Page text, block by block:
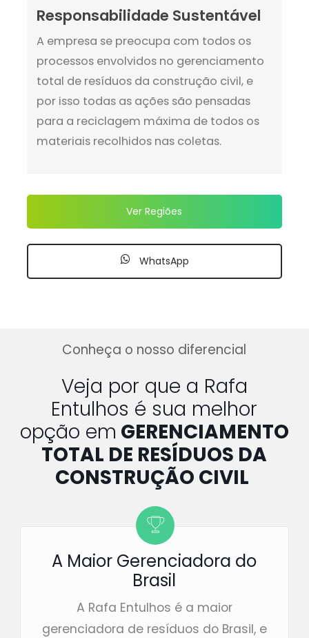
Responsabilidade Sustentável
A empresa se preocupa com todos os
processos envolvidos no gerenciamento
total de resíduos da construção civil, e
por isso todas as ações são pensadas
para a reciclagem máxima de todos os
materiais recolhidos nas coletas.
Ver Regiões
WhatsApp
Conheça o nosso diferencial
Veja por que a Rafa
Entulhos é sua melhor
opção em GERENCIAMENTO
TOTAL DE RESÍDUOS DA
CONSTRUÇÃO CIVIL
A Maior Gerenciadora do
Brasil
A Rafa Entulhos é a maior
gerenciadora de resíduos do Brasil, e